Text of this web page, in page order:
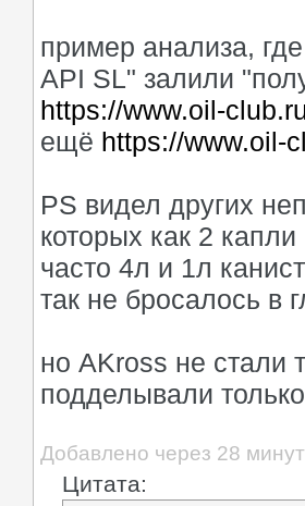
пример анализа,
API SL" залили
https://www.oil-
ещё https://www.oil-
PS видел других
которых как 2
часто 4л и 1л
так не бросалось в
но AKross не стали
подделывали
Добавлено через 28 минут
Цитата: